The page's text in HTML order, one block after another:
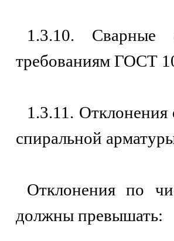
1.3.10. Сварные
требованиям ГОСТ
1.3.11.
спиральной
Отклонения по
должны превышать: